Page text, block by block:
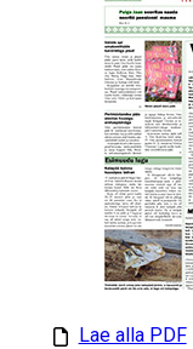
Lae alla PDF